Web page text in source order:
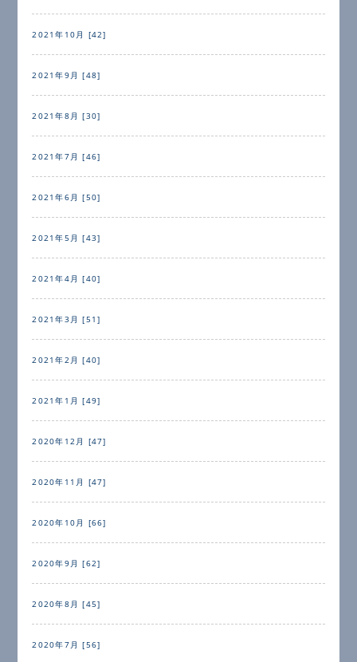
2021年10月 [42]
2021年9月 [48]
2021年8月 [30]
2021年7月 [46]
2021年6月 [50]
2021年5月 [43]
2021年4月 [40]
2021年3月 [51]
2021年2月 [40]
2021年1月 [49]
2020年12月 [47]
2020年11月 [47]
2020年10月 [66]
2020年9月 [62]
2020年8月 [45]
2020年7月 [56]